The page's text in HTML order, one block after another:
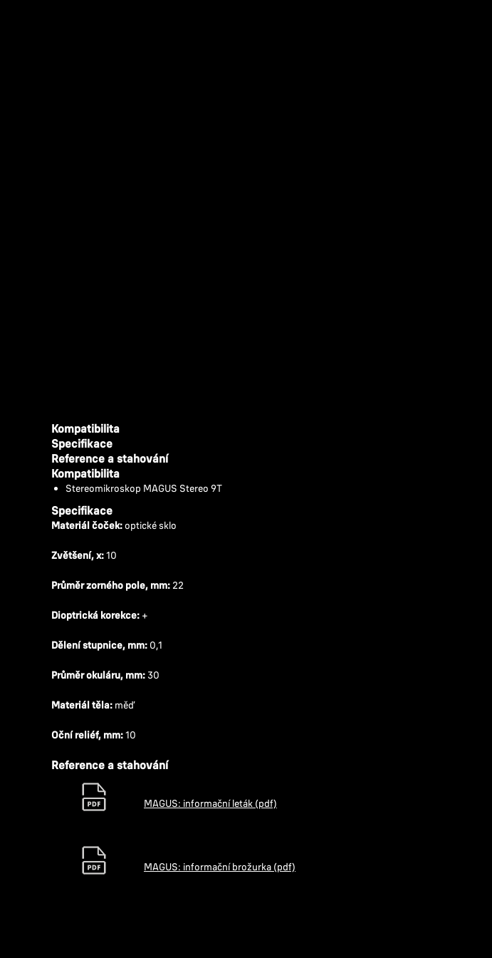
Kompatibilita
Specifikace
Reference a stahování
Kompatibilita
Stereomikroskop MAGUS Stereo 9T
Specifikace
Materiál čoček:optické sklo
Zvětšení, x:10
Průměr zorného pole, mm: 22
Dioptrická korekce: +
Dělení stupnice, mm: 0,1
Průměr okuláru, mm: 30
Materiál těla: měď
Oční reliéf, mm:10
Reference a stahování
MAGUS: informační leták (pdf)
MAGUS: informační brožurka (pdf)